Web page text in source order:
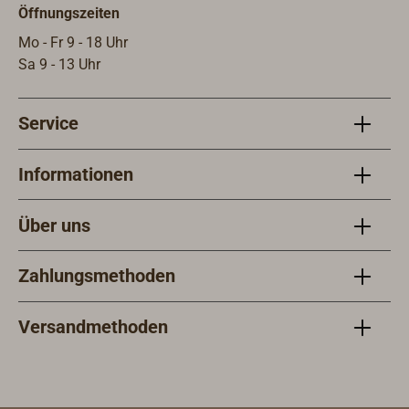
Öffnungszeiten
Mo - Fr 9 - 18 Uhr
Sa 9 - 13 Uhr
Service
Informationen
Über uns
Zahlungsmethoden
Versandmethoden